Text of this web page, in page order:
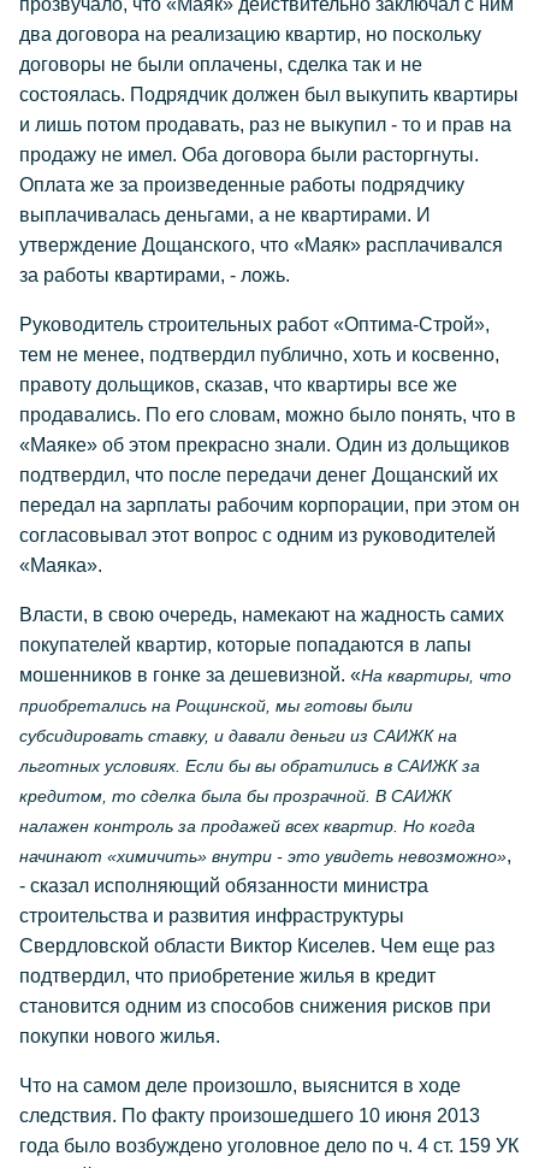
прозвучало, что «Маяк» действительно заключал с ним
два договора на реализацию квартир, но поскольку
договоры не были оплачены, сделка так и не
состоялась. Подрядчик должен был выкупить квартиры
и лишь потом продавать, раз не выкупил - то и прав на
продажу не имел. Оба договора были расторгнуты.
Оплата же за произведенные работы подрядчику
выплачивалась деньгами, а не квартирами. И
утверждение Дощанского, что «Маяк» расплачивался
за работы квартирами, - ложь.
Руководитель строительных работ «Оптима-Строй»,
тем не менее, подтвердил публично, хоть и косвенно,
правоту дольщиков, сказав, что квартиры все же
продавались. По его словам, можно было понять, что в
«Маяке» об этом прекрасно знали. Один из дольщиков
подтвердил, что после передачи денег Дощанский их
передал на зарплаты рабочим корпорации, при этом он
согласовывал этот вопрос с одним из руководителей
«Маяка».
Власти, в свою очередь, намекают на жадность самих
покупателей квартир, которые попадаются в лапы
мошенников в гонке за дешевизной. «На квартиры, что
приобретались на Рощинской, мы готовы были
субсидировать ставку, и давали деньги из САИЖК на
льготных условиях. Если бы вы обратились в САИЖК за
кредитом, то сделка была бы прозрачной. В САИЖК
налажен контроль за продажей всех квартир. Но когда
начинают «химичить» внутри - это увидеть невозможно»,
- сказал исполняющий обязанности министра
строительства и развития инфраструктуры
Свердловской области Виктор Киселев. Чем еще раз
подтвердил, что приобретение жилья в кредит
становится одним из способов снижения рисков при
покупки нового жилья.
Что на самом деле произошло, выяснится в ходе
следствия. По факту произошедшего 10 июня 2013
года было возбуждено уголовное дело по ч. 4 ст. 159 УК